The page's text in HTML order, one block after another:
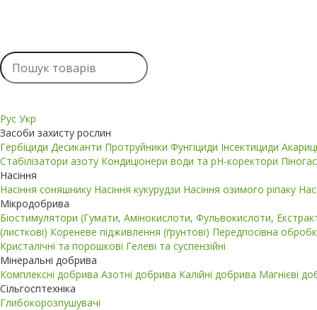
Рус Укр
Засоби захисту рослин
Гербіциди Десиканти Протруйники Фунгіциди Інсектициди
Стабілізатори азоту Кондиціонери води та pH-коректори
Насіння
Насіння соняшнику Насіння кукурудзи Насіння озимого ріпаку
Мікродобрива
Біостимулятори (Гумати, Амінокислоти, Фульвокислоти,
(листкові) Кореневе підживлення (ґрунтові) Передпосівна
Кристалічні та порошкові Гелеві та суспензійні
Мінеральні добрива
Комплексні добрива Азотні добрива Калійні добрива Магнієві
Сільгосптехніка
Глибокорозпушувачі